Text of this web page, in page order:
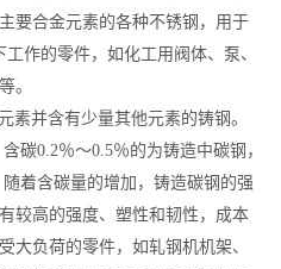
要合金元素的各种不锈钢，用于
作的零件，如化工用阀体、泵、
。
并含有少量其他元素的铸钢。
碳0.2％～0.5％的为铸造中碳钢，
着含碳量的增加，铸造碳钢的强
较高的强度、塑性和韧性，成本
大负荷的零件，如轧钢机机架、